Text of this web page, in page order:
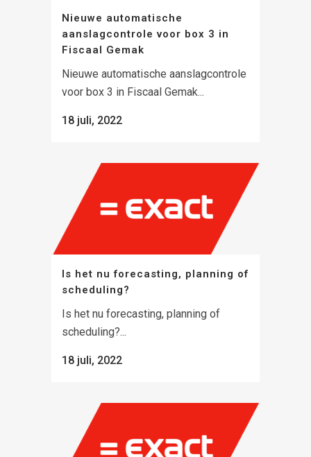
Nieuwe automatische
aanslagcontrole voor box 3 in
Fiscaal Gemak
Nieuwe automatische aanslagcontrole
voor box 3 in Fiscaal Gemak...
18 juli, 2022
Is het nu forecasting, planning of
scheduling?
Is het nu forecasting, planning of
scheduling?...
18 juli, 2022